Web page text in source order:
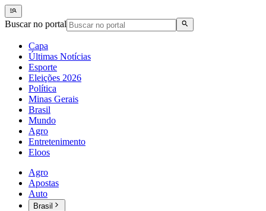
Buscar no portal
Capa
Últimas Notícias
Esporte
Eleições 2026
Política
Minas Gerais
Brasil
Mundo
Agro
Entretenimento
Eloos
Agro
Apostas
Auto
Brasil